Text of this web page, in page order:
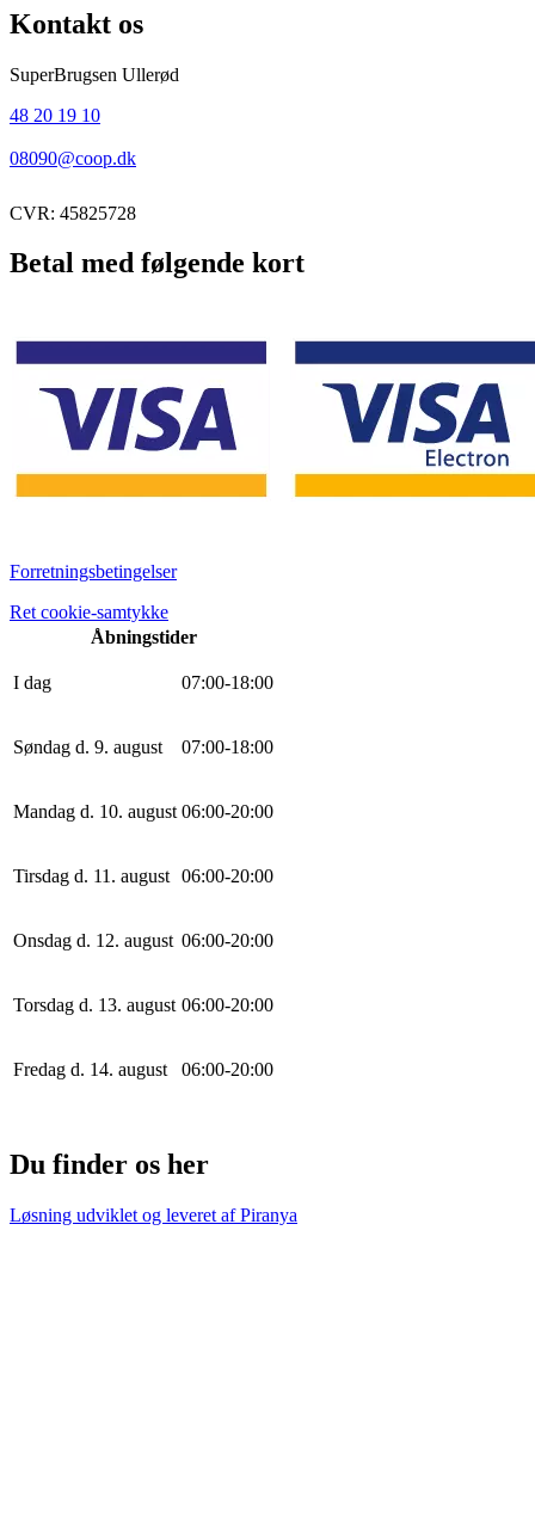
Kontakt os
SuperBrugsen Ullerød
48 20 19 10
08090@coop.dk
CVR: 45825728
Betal med følgende kort
Forretningsbetingelser
Ret cookie-samtykke
Åbningstider
I dag 07:00-18:00
Søndag d. 9. august 07:00-18:00
Mandag d. 10. august 06:00-20:00
Tirsdag d. 11. august 06:00-20:00
Onsdag d. 12. august 06:00-20:00
Torsdag d. 13. august 06:00-20:00
Fredag d. 14. august 06:00-20:00
Du finder os her
Løsning udviklet og leveret afPiranya